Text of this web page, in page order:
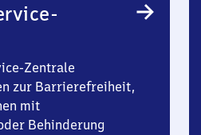
Zentrale
zur Barrierefreiheit,
mit
Behinderung